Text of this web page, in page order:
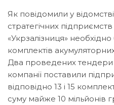
Як повідомили у
стратегічних підприємств
«Укрзалізниця»
комплектів
Два проведених тендери
компанії поставили
відповідно 13 і 15
суму майже 10 мільйонів